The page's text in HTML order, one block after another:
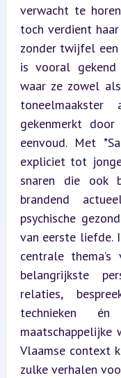
verwacht te
toch verdient
zonder twijfel een
is vooral gekend
waar ze zowel
gekenmerkt
eenvoud. Met
expliciet tot
snaren die ook
brandend
psychische
van eerste liefde.
centrale
belangrijkste
relaties,
technieken
maatschappelijke
Vlaamse context
zulke verhalen